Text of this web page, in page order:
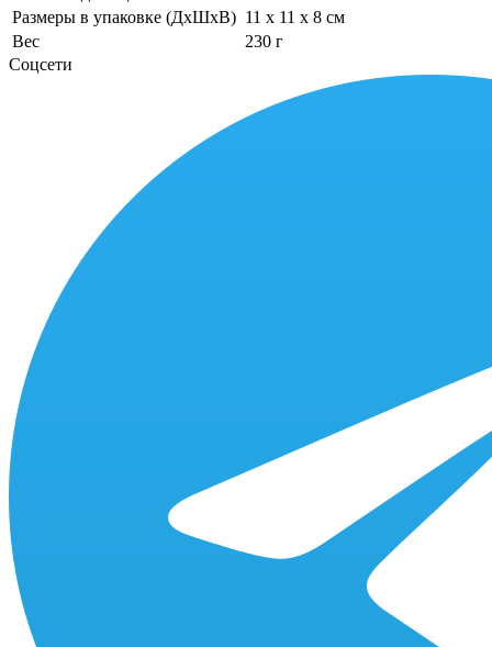
Размеры в упаковке (ДхШхВ) 11 x 11 x 8 см
Вес
230 г
Соцсети